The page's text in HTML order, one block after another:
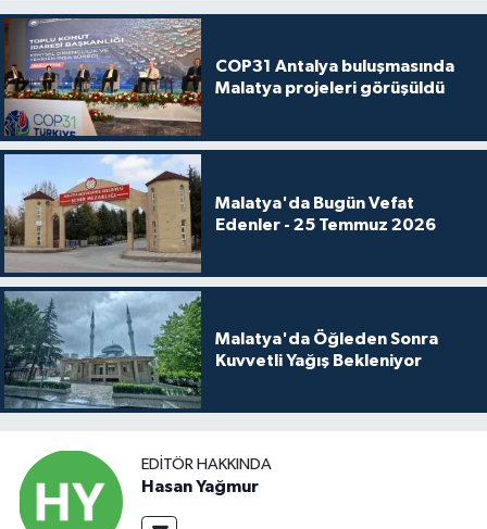
COP31 Antalya buluşmasında
Malatya projeleri görüşüldü
Malatya'da Bugün Vefat
Edenler - 25 Temmuz 2026
Malatya'da Öğleden Sonra
Kuvvetli Yağış Bekleniyor
EDITÖR HAKKINDA
Hasan Yağmur